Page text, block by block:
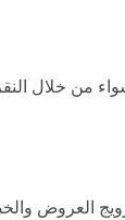
من خلال
العروض